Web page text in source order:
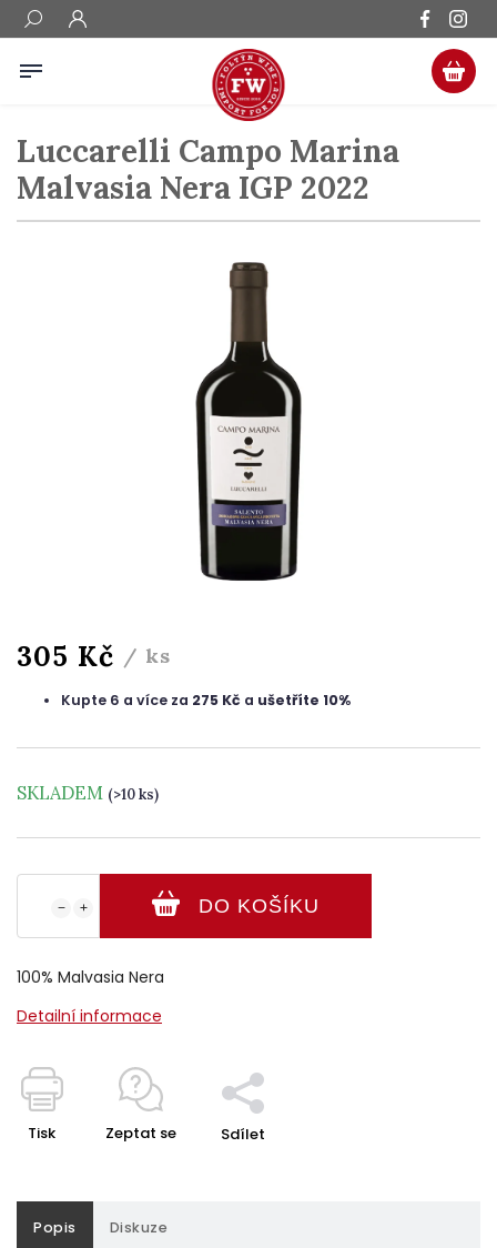
Luccarelli Campo Marina
Malvasia Nera IGP 2022
305 Kč / ks
Kupte 6 a více za 275 Kč a ušetříte 10%
SKLADEM (>10 ks)
+
− DO KOŠÍKU
100% Malvasia Nera
Detailní informace
Tisk Zeptat se Sdílet
Popis Diskuze